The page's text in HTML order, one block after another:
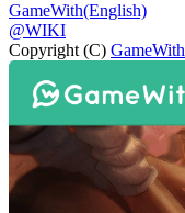
GameWith(English)
@WIKI
Copyright (C) GameWith